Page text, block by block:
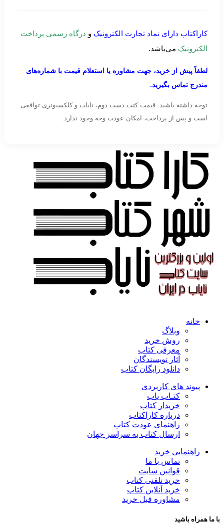
کاراکتاب دارای نماد تجارت الکترونیک و درگاه رسمی پرداخت
الکترونیک می‌باشد.
لطفاً پیش از خرید، جهت مشاوره یا استعلام قیمت با شماره‌های
مندرج تماس بگیرید.
توجه داشته باشید: قیمت کتب دست دوم، نایاب و کلکسیونری توافقی
است و پس از پرداخت، امکان عودت وجه وجود ندارد.
خانه
وبلاگ
روش خرید
معرفی کتاب
آثار نویسندگان
دانلود رایگان کتاب
پیوند های کاربردی
کتـاب یاب
خریدار کتاب
درباره کاراکتاب
راهنمای عودت کتاب
ارسال کتاب به سراسر جهان
راهنمایی خرید
تماس با ما
قوانین سایت
خرید تلفنی کتاب
خرید آنلاین کتاب
مشاوره قبل خرید
با ما همراه باشید